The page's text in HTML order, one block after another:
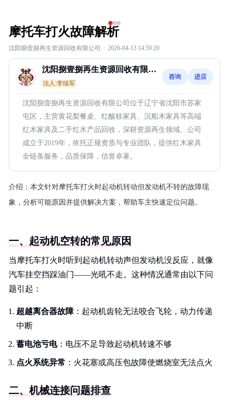
摩托车打火故障解析
沈阳捌壹捌再生资源回收有限公司 · 2026-04-13 14:59:20
沈阳捌壹捌再生资源回收有限公
司
法人:李续军
咨询 进店
沈阳捌壹捌再生资源回收有限公司位于辽宁省沈阳市苏家
屯区，主营黄花梨餐桌、红酸枝家具、沉船木家具等高端
红木家具及二手红木产品回收，深耕资源再生领域。公司
成立于2019年，依托正规资质与专业团队，提供红木家具
全链条服务，品质保障，信誉卓著。
介绍： 本文针对摩托车打火时起动机转动但发动机不转的故障现
象，分析可能原因并提供解决方案，帮助车主快速定位问题。
一、起动机空转的常见原因
当摩托车打火时听到起动机转动声但发动机没反应，就像
汽车挂空挡踩油门——光吼不走。这种情况通常由以下问
题引起：
超越离合器故障：起动机齿轮无法咬合飞轮，动力传递
中断
蓄电池亏电：电压不足导致起动机转速不够
点火系统异常 ：火花塞或高压包故障使燃烧室无法点火
二、机械连接问题排查